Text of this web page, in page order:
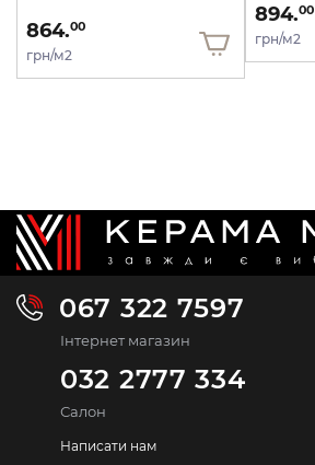
864.00
грн/м2
894.00
грн/м2
067 322 7597
Інтернет магазин
032 2777 334
Салон
Написати нам